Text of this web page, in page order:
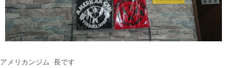
アメリカンジム 長です